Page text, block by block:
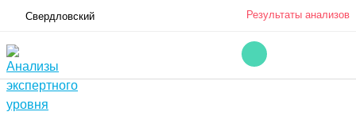
Свердловский Результаты анализов